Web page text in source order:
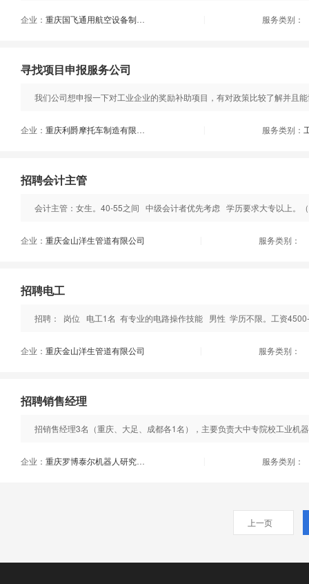
企业： 重庆国飞通用航空设备制造有限公司 服务类别：
寻找项目申报服务公司
我们公司想申报一下对工业企业的奖励补助项目，有对政策比较了解并且
企业： 重庆利爵摩托车制造有限公司 服务类别：
招聘会计主管
会计主管：女生。40-55之间 中级会计者优先考虑 学历要求大专以上。
企业： 重庆金山洋生管道有限公司 服务类别：
招聘电工
招聘： 岗位 电工1名 有专业的电路操作技能 男性 学历不限。工资
企业： 重庆金山洋生管道有限公司 服务类别：
招聘销售经理
企业： 重庆罗博泰尔机器人研究院有限公司 服务类别：
上一页